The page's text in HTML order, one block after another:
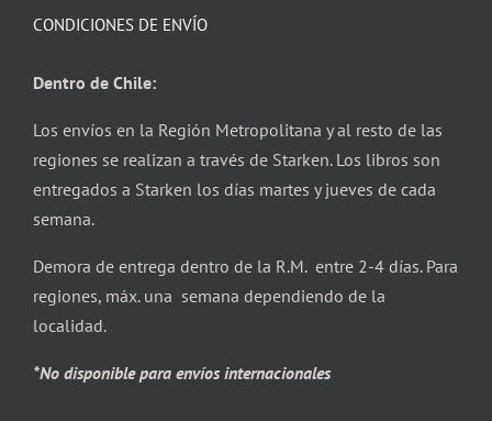
CONDICIONES DE ENVÍO
Dentro de Chile:
Los envíos en la Región Metropolitana y al resto de las
regiones se realizan a través de Starken. Los libros son
entregados a Starken los días martes y jueves de cada
semana.
Demora de entrega dentro de la R.M. entre 2-4 días. Para
regiones, máx. una semana dependiendo de la
localidad.
*No disponible para envíos internacionales